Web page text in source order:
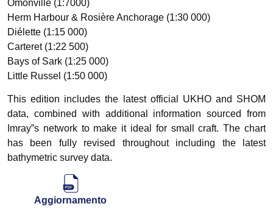
Omonville (1:7000)
Herm Harbour & Rosière Anchorage (1:30 000)
Diélette (1:15 000)
Carteret (1:22 500)
Bays of Sark (1:25 000)
Little Russel (1:50 000)
This edition includes the latest official UKHO and SHOM
data, combined with additional information sourced from
Imray”s network to make it ideal for small craft. The chart
has been fully revised throughout including the latest
bathymetric survey data.
Aggiornamento